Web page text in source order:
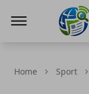
Home Sport